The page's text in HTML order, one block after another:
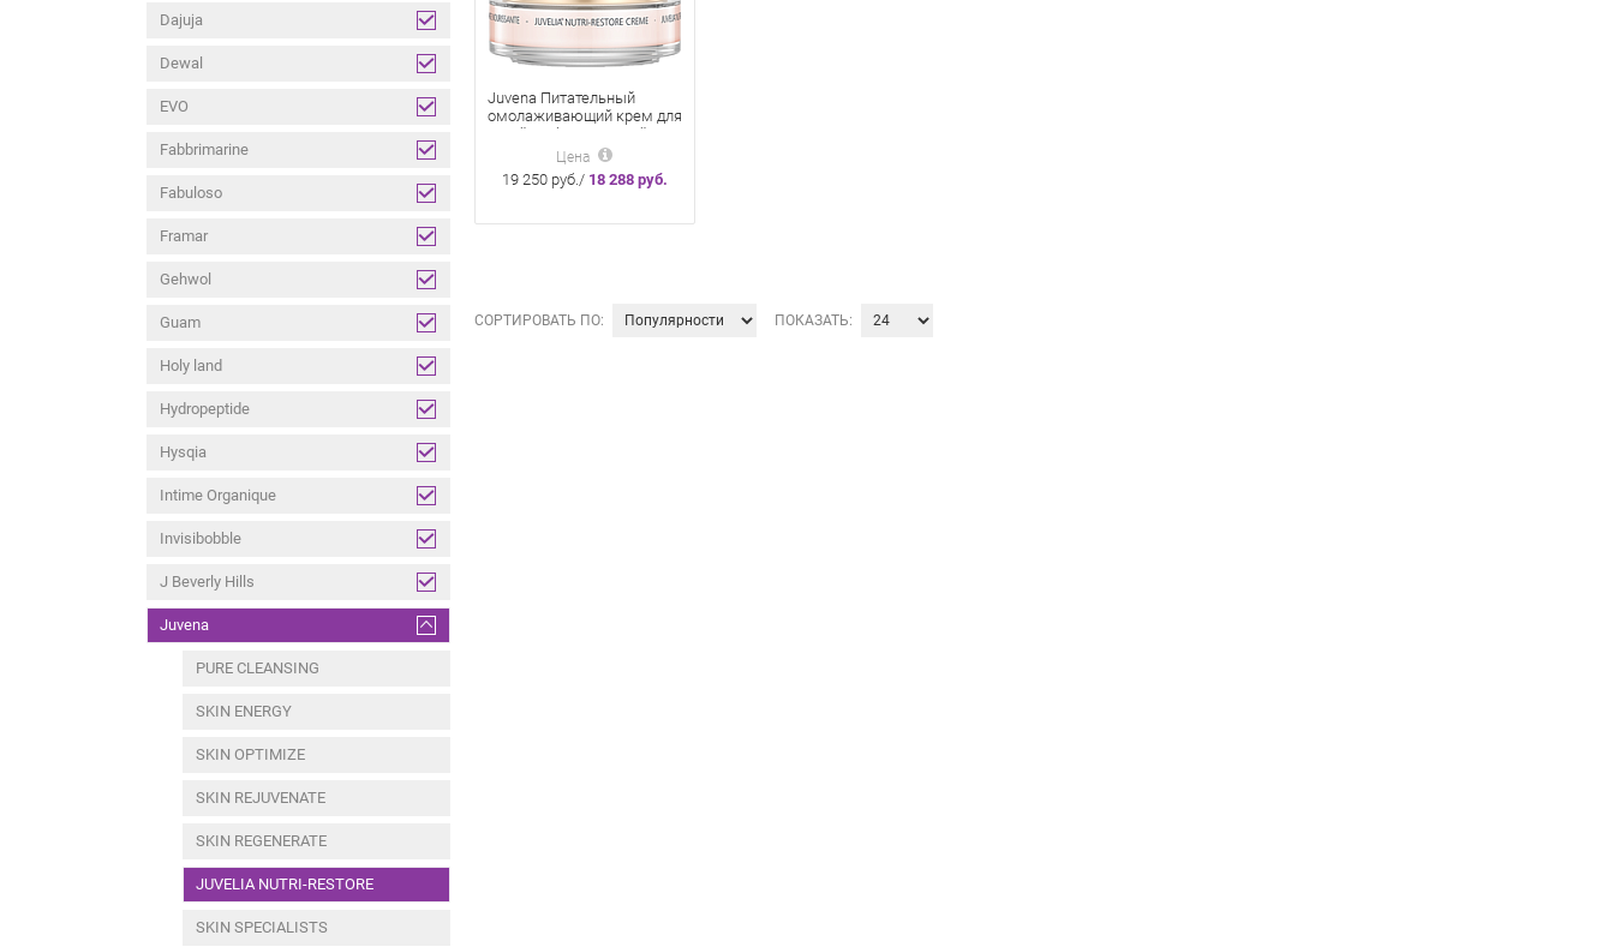
Dajuja
Dewal
EVO
Fabbrimarine
Fabuloso
Framar
Gehwol
Guam
Holy land
Hydropeptide
Hysqia
Intime Organique
Invisibobble
J Beverly Hills
Juvena
PURE CLEANSING
SKIN ENERGY
SKIN OPTIMIZE
SKIN REJUVENATE
SKIN REGENERATE
JUVELIA NUTRI-RESTORE
SKIN SPECIALISTS
Juvena Питательный
омолаживающий крем для
сухой и обезвоженной
кожи Nutri-Restore Cream
Цена
19 250 руб./ 18 288 руб.
СОРТИРОВАТЬ ПО: ПОКАЗАТЬ: